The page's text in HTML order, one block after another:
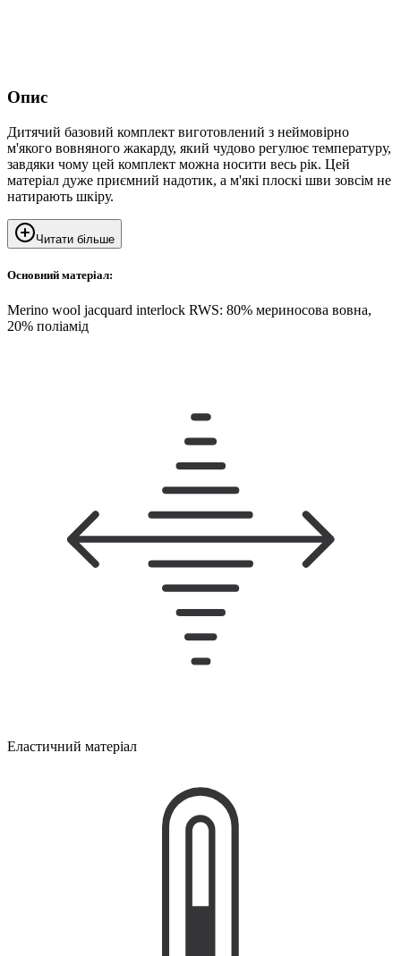
Опис
Дитячий базовий комплект виготовлений з неймовірно
м'якого вовняного жакарду, який чудово регулює температуру,
завдяки чому цей комплект можна носити весь рік. Цей
матеріал дуже приємний надотик, а м'які плоскі шви зовсім не
натирають шкіру.
Читати більше
Основний матеріал:
Merino wool jacquard interlock RWS: 80% мериносова вовна,
20% поліамід
Еластичний матеріал